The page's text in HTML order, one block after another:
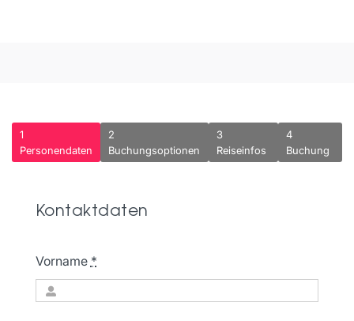
Current
1
Personendaten
2
Buchungsoptionen
3
Reiseinfos
4
Buchung
Kontaktdaten
Vorname *